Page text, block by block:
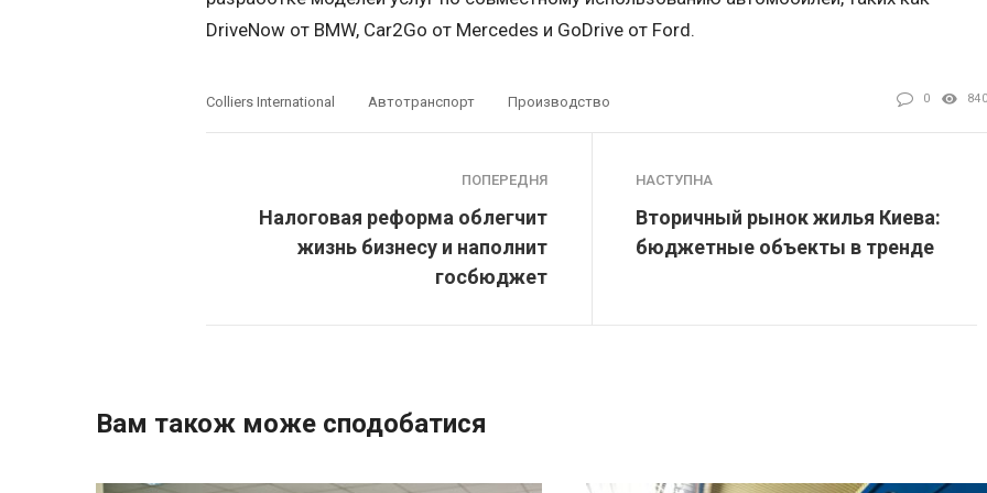
DriveNow от BMW, Car2Go от Mercedes и GoDrive от Ford.
Colliers International Автотранспорт Производство 0 840
ПОПЕРЕДНЯ
Налоговая реформа облегчит
жизнь бизнесу и наполнит
госбюджет
НАСТУПНА
Вторичный рынок жилья Киева:
бюджетные объекты в тренде
Вам також може сподобатися